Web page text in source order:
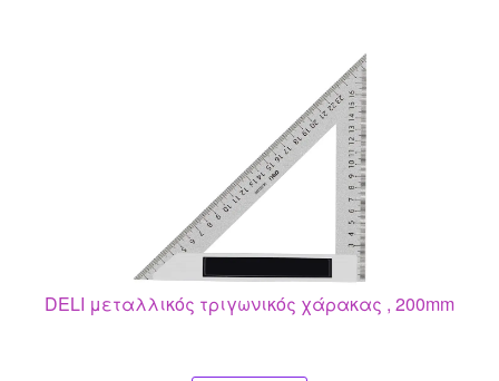
DELI μεταλλικός τριγωνικός χάρακας , 200mm